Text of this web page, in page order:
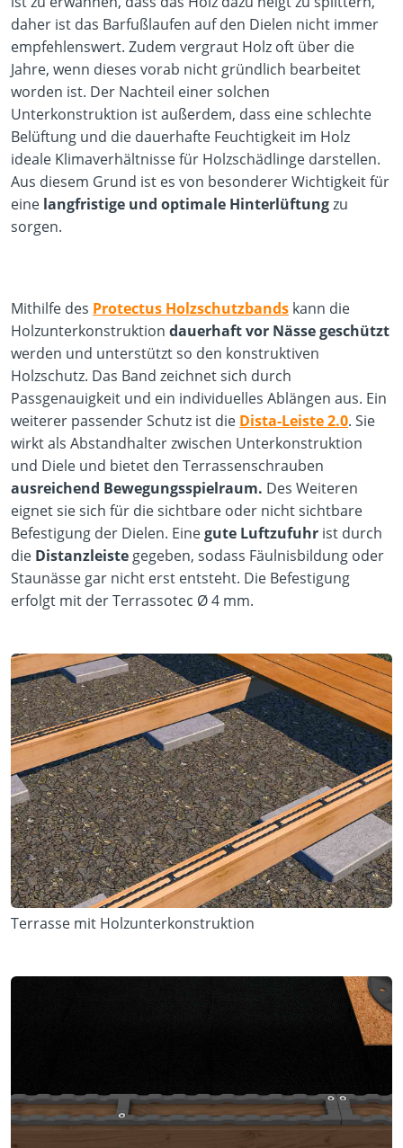
daher ist das Barfußlaufen auf den Dielen nicht immer
empfehlenswert. Zudem vergraut Holz oft über die
Jahre, wenn dieses vorab nicht gründlich bearbeitet
worden ist. Der Nachteil einer solchen
Unterkonstruktion ist außerdem, dass eine schlechte
Belüftung und die dauerhafte Feuchtigkeit im Holz
ideale Klimaverhältnisse für Holzschädlinge darstellen.
Aus diesem Grund ist es von besonderer Wichtigkeit für
eine langfristige und optimale Hinterlüftungzu
sorgen.
Mithilfe des Protectus Holzschutzbands kann die
Holzunterkonstruktion dauerhaft vor Nässe geschützt
werden und unterstützt so den konstruktiven
Holzschutz. Das Band zeichnet sich durch
Passgenauigkeit und ein individuelles Ablängen aus. Ein
weiterer passender Schutz ist die Dista-Leiste 2.0. Sie
wirkt als Abstandhalter zwischen Unterkonstruktion
und Diele und bietet den Terrassenschrauben
ausreichend Bewegungsspielraum. Des Weiteren
eignet sie sich für die sichtbare oder nicht sichtbare
Befestigung der Dielen. Einegute Luftzufuhr ist durch
die Distanzleiste gegeben, sodass Fäulnisbildung oder
Staunässe gar nicht erst entsteht. Die Befestigung
erfolgt mit der Terrassotec Ø 4 mm.
Terrasse mit Holzunterkonstruktion